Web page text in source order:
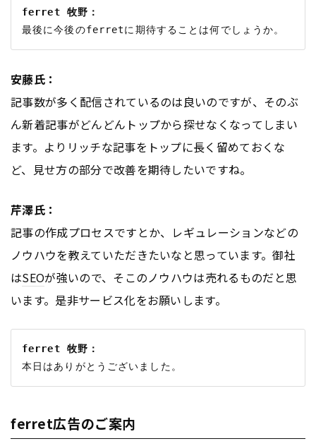
ferret 牧野：
安藤氏：
記事数が多く配信されているのは良いのですが、そのぶ
ん新着記事がどんどんトップから探せなくなってしまい
ます。よりリッチな記事をトップに長く留めておくな
ど、見せ方の部分で改善を期待したいですね。
芹澤氏：
記事の作成プロセスですとか、レギュレーションなどの
ノウハウを教えていただきたいなと思っています。御社
はSEOが強いので、そこのノウハウは売れるものだと思
います。是非サービス化をお願いします。
ferret 牧野：
ferret広告のご案内